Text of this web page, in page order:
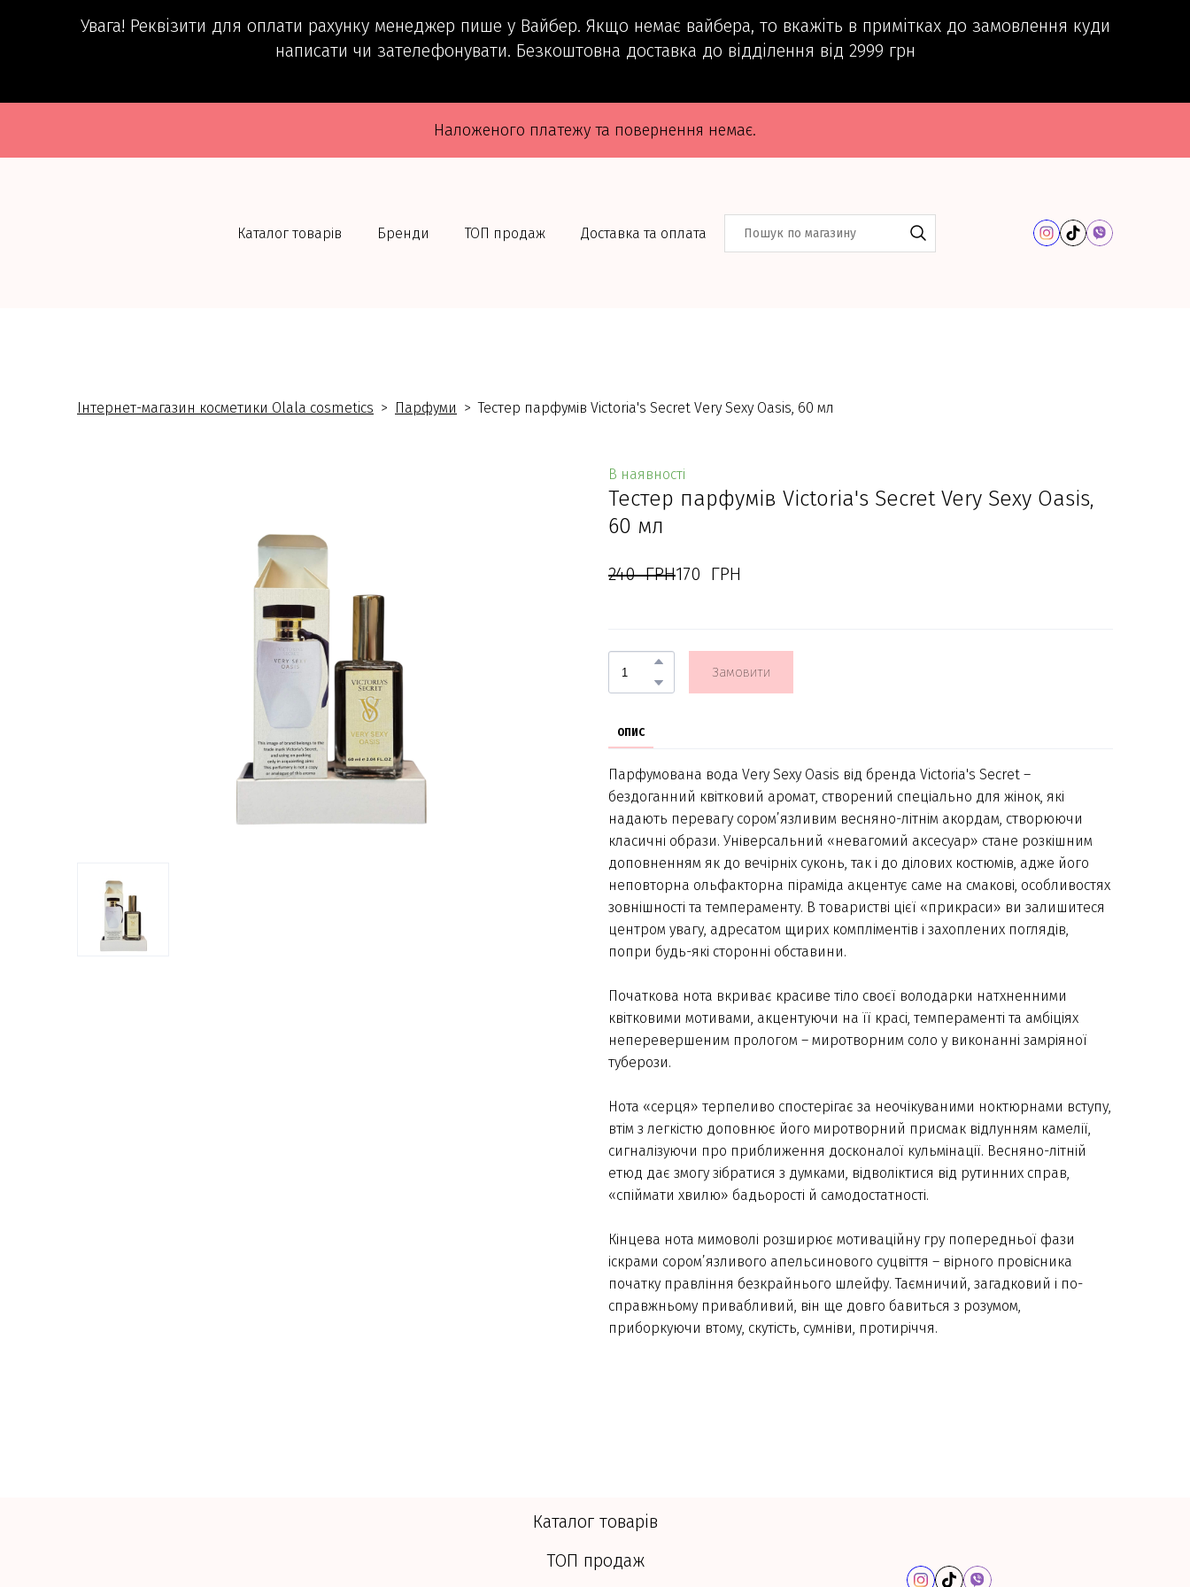
Увага! Реквізити для оплати рахунку менеджер пише у Вайбер. Якщо немає вайбера, то вкажіть в примітках до замовлення куди
написати чи зателефонувати. Безкоштовна доставка до відділення від 2999 грн
Наложеного платежу та повернення немає.
Каталог товарів Бренди ТОП продаж Доставка та оплата
Інтернет-магазин косметики Olala cosmetics Парфуми Тестер парфумів Victoria's Secret Very Sexy Oasis, 60 мл
В наявності
Тестер парфумів Victoria's Secret Very Sexy Oasis,
60 мл
240  ГРН170  ГРН
Замовити
ОПИС
Парфумована вода Very Sexy Oasis від бренда Victoria's Secret –
бездоганний квітковий аромат, створений спеціально для жінок, які
надають перевагу сором’язливим весняно-літнім акордам, створюючи
класичні образи. Універсальний «невагомий аксесуар» стане розкішним
доповненням як до вечірніх суконь, так і до ділових костюмів, адже його
неповторна ольфакторна піраміда акцентує саме на смакові, особливостях
зовнішності та темпераменту. В товаристві цієї «прикраси» ви залишитеся
центром увагу, адресатом щирих компліментів і захоплених поглядів,
попри будь-які сторонні обставини.
Початкова нота вкриває красиве тіло своєї володарки натхненними
квітковими мотивами, акцентуючи на її красі, темпераменті та амбіціях
неперевершеним прологом – миротворним соло у виконанні замріяної
туберози.
Нота «серця» терпеливо спостерігає за неочікуваними ноктюрнами вступу,
втім з легкістю доповнює його миротворний присмак відлунням камелії,
сигналізуючи про приближення досконалої кульмінації. Весняно-літній
етюд дає змогу зібратися з думками, відволіктися від рутинних справ,
«спіймати хвилю» бадьорості й самодостатності.
Кінцева нота мимоволі розширює мотиваційну гру попередньої фази
іскрами сором’язливого апельсинового суцвіття – вірного провісника
початку правління безкрайнього шлейфу. Таємничий, загадковий і по-
справжньому привабливий, він ще довго бавиться з розумом,
приборкуючи втому, скутість, сумніви, протиріччя.
Каталог товарів
ТОП продаж